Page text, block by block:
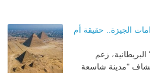
الجيزة.. حقيقة أم
زعم
"مدينة شاسعة